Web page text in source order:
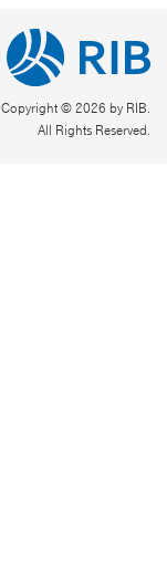
Copyright © 2026 by RIB.
All Rights Reserved.